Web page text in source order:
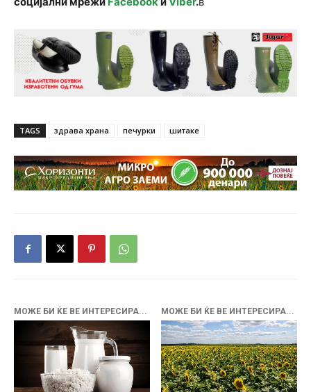
TAGS здрава храна печурки шитаке
МОЖЕ БИ ЌЕ ВЕ ИНТЕРЕСИРА... МОЖЕ БИ ЌЕ ВЕ ИНТЕРЕСИРА...